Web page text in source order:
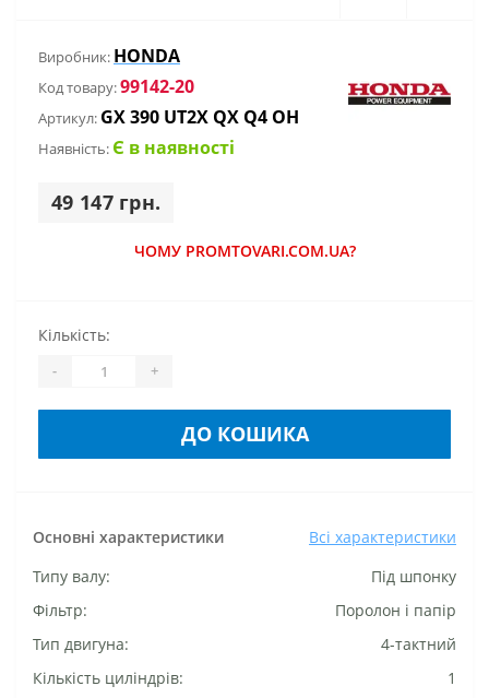
Виробник: HONDA
Код товару:99142-20
Артикул: GX 390 UT2X QX Q4 OH
Наявність: Є в наявності
49 147 грн.
ЧОМУ PROMTOVARI.COM.UA?
Основні характеристики
Всі характеристики
Типу валу:
Під шпонку
Фільтр:
Поролон і папір
Тип двигуна:
4-тактний
Кількість циліндрів:
1
Кількість:
- +
ДО КОШИКА